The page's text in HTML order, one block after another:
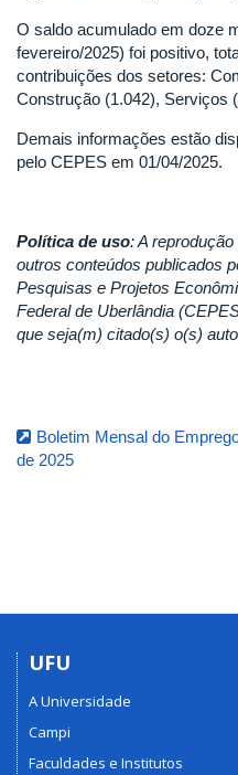
O saldo acumulado em doze
fevereiro/2025) foi positivo,
contribuições dos setores:
Construção (1.042), Serviços
Demais informações estão
pelo CEPES em 01/04/2025.
Política de uso: A
outros conteúdos publicados
Pesquisas e Projetos
Federal de Uberlândia
que seja(m) citado(s) o(s)
Boletim Mensal do
de 2025
UFU
A Universidade
Campi
Faculdades e Institutos